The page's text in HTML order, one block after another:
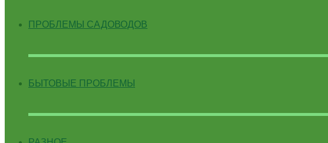
ПРОБЛЕМЫ САДОВОДОВ
БЫТОВЫЕ ПРОБЛЕМЫ